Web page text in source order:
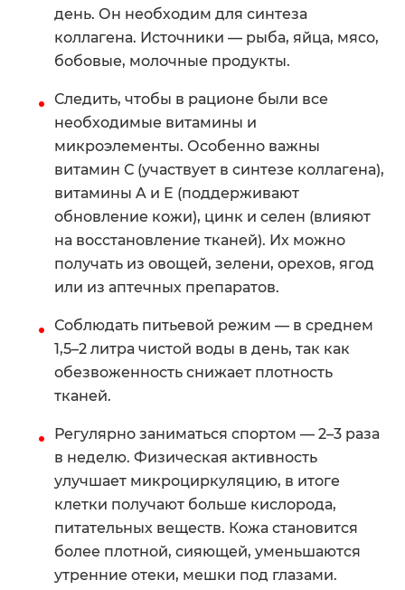
день. Он необходим для синтеза
коллагена. Источники — рыба, яйца, мясо,
бобовые, молочные продукты.
Следить, чтобы в рационе были все
необходимые витамины и
микроэлементы. Особенно важны
витамин С (участвует в синтезе коллагена),
витамины A и E (поддерживают
обновление кожи), цинк и селен (влияют
на восстановление тканей). Их можно
получать из овощей, зелени, орехов, ягод
или из аптечных препаратов.
Соблюдать питьевой режим — в среднем
1,5–2 литра чистой воды в день, так как
обезвоженность снижает плотность
тканей.
Регулярно заниматься спортом — 2–3 раза
в неделю. Физическая активность
улучшает микроциркуляцию, в итоге
клетки получают больше кислорода,
питательных веществ. Кожа становится
более плотной, сияющей, уменьшаются
утренние отеки, мешки под глазами.